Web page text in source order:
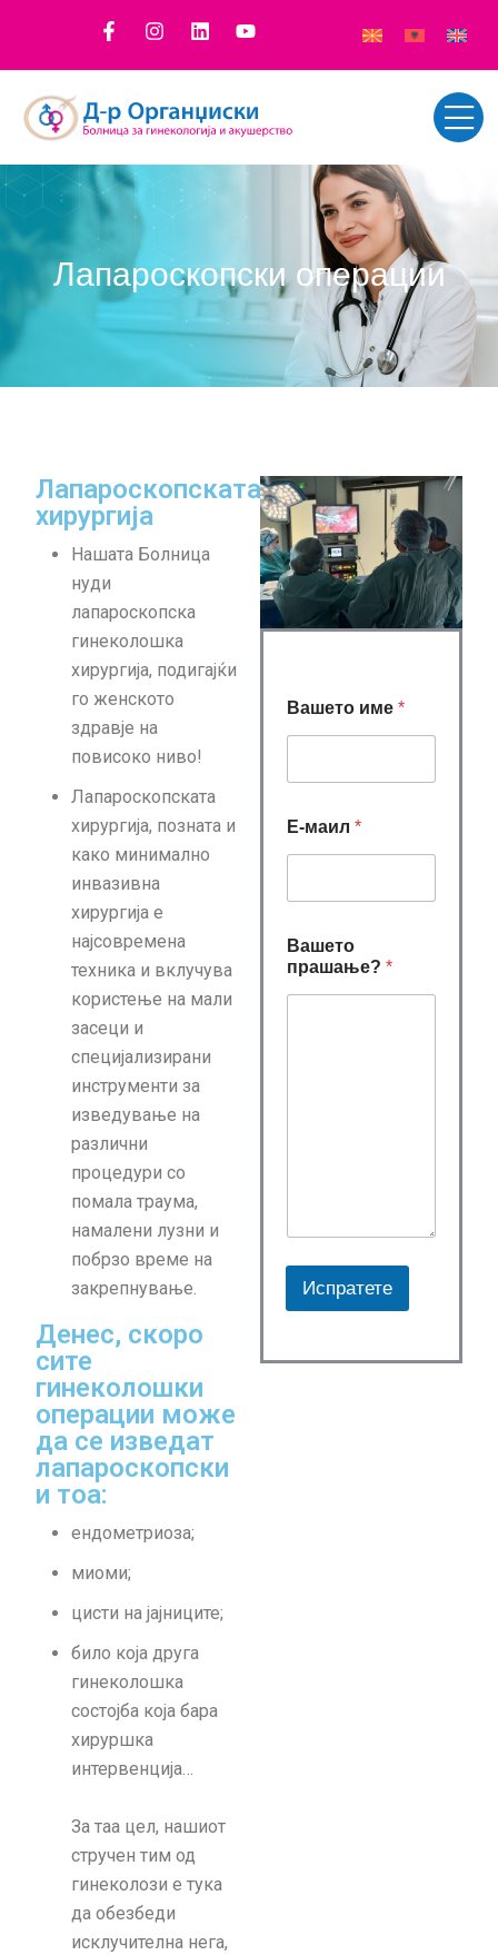
Лапароскопски операции
Лапароскопската
хирургија
Нашата Болница
нуди
лапароскопска
гинеколошка
хирургија, подигајќи
го женското
здравје на
повисоко ниво!
Лапароскопската
хирургија, позната и
како минимално
инвазивна
хирургија е
најсовремена
техника и вклучува
користење на мали
засеци и
специјализирани
инструменти за
изведување на
различни
процедури со
помала траума,
намалени лузни и
побрзо време на
закрепнување.
Денес, скоро
сите
гинеколошки
операции може
да се изведат
лапароскопски
и тоа:
ендометриоза;
миоми;
цисти на јајниците;
било која друга
гинеколошка
состојба која бара
хируршка
интервенција…
За таа цел, нашиот
стручен тим од
гинеколози е тука
да обезбеди
исклучителна нега,
Вашето име *
Е-маил *
Вашето
прашање? *
Испратете